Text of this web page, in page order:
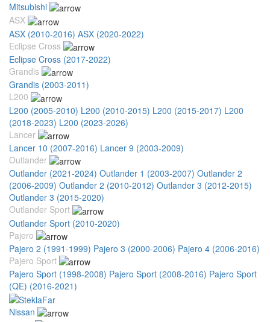
Mitsubishi
ASX
ASX (2010-2016) ASX (2020-2022)
Eclipse Cross
Eclipse Cross (2017-2022)
Grandis
Grandis (2003-2011)
L200
L200 (2005-2010) L200 (2010-2015) L200 (2015-2017) L200
(2018-2023) L200 (2023-2026)
Lancer
Lancer 10 (2007-2016) Lancer 9 (2003-2009)
Outlander
Outlander (2021-2024) Outlander 1 (2003-2007) Outlander 2
(2006-2009) Outlander 2 (2010-2012) Outlander 3 (2012-2015)
Outlander 3 (2015-2020)
Outlander Sport
Outlander Sport (2010-2020)
Pajero
Pajero 2 (1991-1999) Pajero 3 (2000-2006) Pajero 4 (2006-2016)
Pajero Sport
Pajero Sport (1998-2008) Pajero Sport (2008-2016) Pajero Sport
(QE) (2016-2021)
Nissan